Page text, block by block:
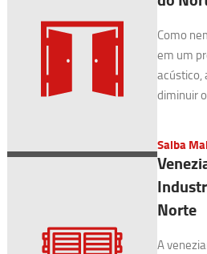
Como
em um
acústico,
diminuir
Saiba
Norte
A